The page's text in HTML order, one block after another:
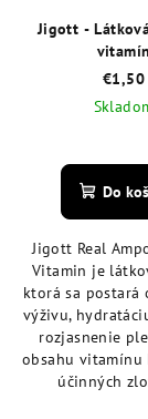
Jigott -
vitamín
€1,50
z
5
Do
Jigott Real
Vitamin je
ktorá sa postará
výživu,
rozjasnenie
obsahu vitamínu
účinných